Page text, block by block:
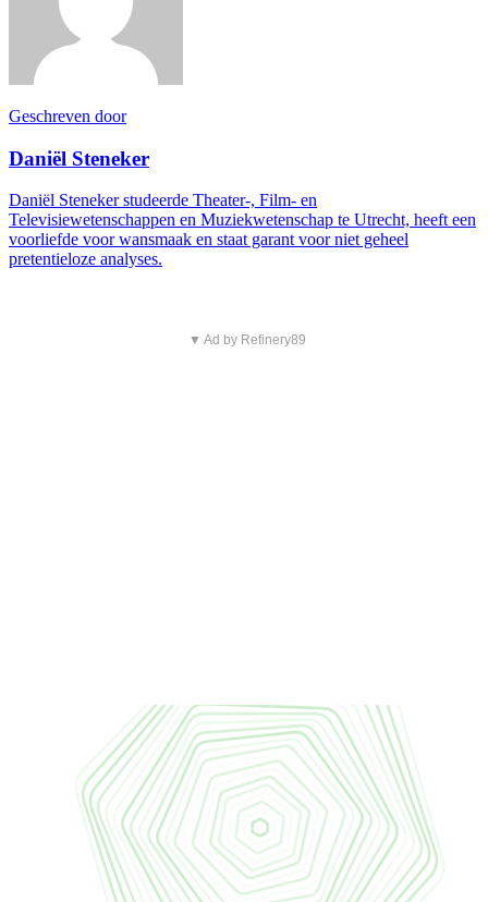
Geschreven door
Daniël Steneker
Daniël Steneker studeerde Theater-, Film- en
Televisiewetenschappen en Muziekwetenschap te Utrecht, heeft een
voorliefde voor wansmaak en staat garant voor niet geheel
pretentieloze analyses.
▼ Ad by Refinery89